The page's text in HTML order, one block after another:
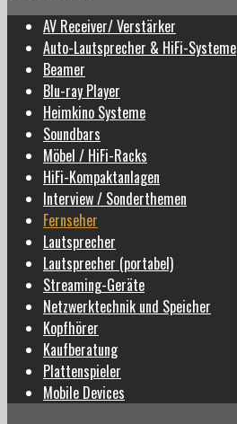
AV Receiver/ Verstärker
Auto-Lautsprecher & HiFi-Systeme
Beamer
Blu-ray Player
Heimkino Systeme
Soundbars
Möbel / HiFi-Racks
HiFi-Kompaktanlagen
Interview / Sonderthemen
Fernseher
Lautsprecher
Lautsprecher (portabel)
Streaming-Geräte
Netzwerktechnik und Speicher
Kopfhörer
Kaufberatung
Plattenspieler
Mobile Devices